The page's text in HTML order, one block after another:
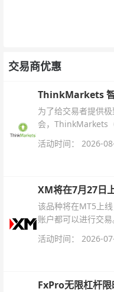
交易商优惠
ThinkMarkets
为了给交易者提供
会，ThinkMarkets
杆配置、支持软件
活动时间： 2026-
XM将在7月27日
该品种将在MT5上
账户都可以进行交易
活动时间： 2026-
FxPro无限杠杆